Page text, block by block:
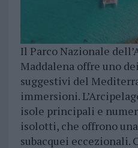
Il Parco Nazionale
Maddalena offre uno
suggestivi del
immersioni.
isole principali e
isolotti, che offrono
subacquei eccezionali.